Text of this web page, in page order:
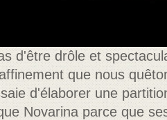
d'être drôle et
que nous
d'élaborer une
Novarina parce que